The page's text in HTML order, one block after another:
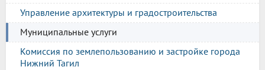
Управление архитектуры и градостроительства
Муниципальные услуги
Комиссия по землепользованию и застройке города
Нижний Тагил